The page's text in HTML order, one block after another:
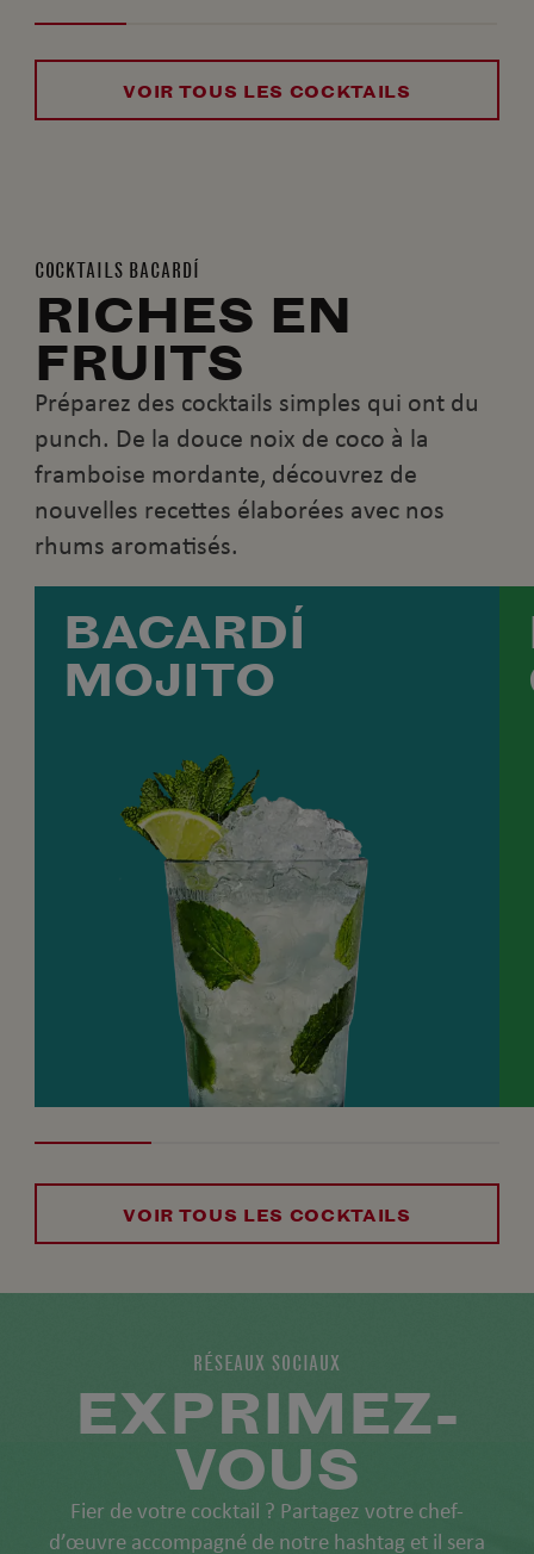
VOIR TOUS LES COCKTAILS
COCKTAILS BACARDÍ
RICHES EN
FRUITS
Préparez des cocktails simples qui ont du
punch. De la douce noix de coco à la
framboise mordante, découvrez de
nouvelles recettes élaborées avec nos
rhums aromatisés.
BACARDÍ
MOJITO
VOIR TOUS LES COCKTAILS
RÉSEAUX SOCIAUX
EXPRIMEZ-
VOUS
Fier de votre cocktail ? Partagez votre chef-
d’œuvre accompagné de notre hashtag et il sera